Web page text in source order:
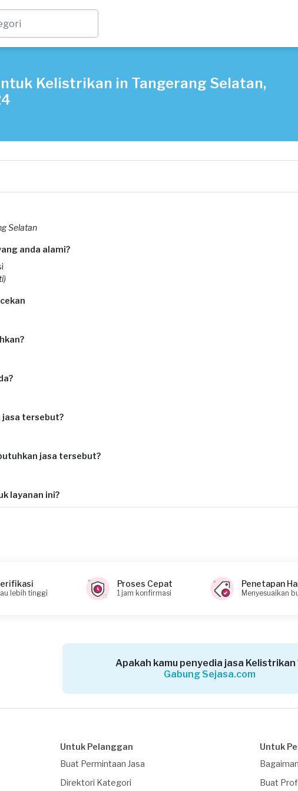
Kelistrikan in Tangerang Selatan,
Selatan
anda alami?
jasa tersebut?
jasa tersebut?
layanan ini?
lebih tinggi
Proses Cepat
1 jam konfirmasi
Penetapan
Menyesuaikan
Apakah kamu penyedia jasa Kelistrikan
Gabung Sejasa.com
Untuk Pelanggan
Buat Permintaan Jasa
Direktori Kategori
Untuk
Buat